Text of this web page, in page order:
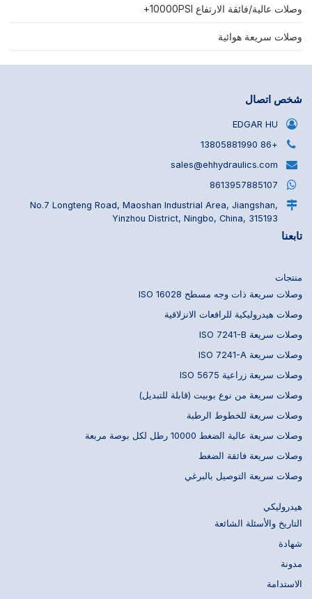
وصلات عالية/فائقة الارتفاع 10000PSI+
وصلات سريعة هوائية
شخص اتصال
EDGAR HU
+86 13805881990
sales@ehhydraulics.com
8613957885107
No.7 Longteng Road, Maoshan Industrial Area, Jiangshan,
Yinzhou District, Ningbo, China, 315193
تابعنا
منتجات
وصلات سريعة ذات وجه مسطح ISO 16028
وصلات هيدروليكية للرافعات الانزلاقية
وصلات سريعة ISO 7241-B
وصلات سريعة ISO 7241-A
وصلات سريعة زراعية ISO 5675
وصلات سريعة من نوع بوبيت (قابلة للتبديل)
وصلات سريعة للخطوط الرطبة
وصلات سريعة عالية الضغط 10000 رطل لكل بوصة مربعة
وصلات سريعة فائقة الضغط
وصلات سريعة التوصيل بالبرغي
هيدروليكي
التاريخ والأسئلة الشائعة
شهادة
مدونة
الاستدامة